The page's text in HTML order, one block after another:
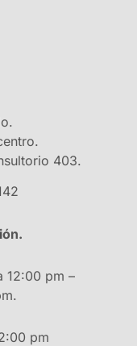
403.
12:00 pm –
pm